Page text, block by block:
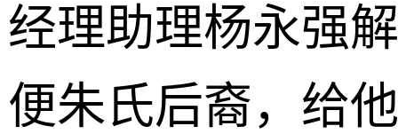
经理助理杨永强
便朱氏后裔，给